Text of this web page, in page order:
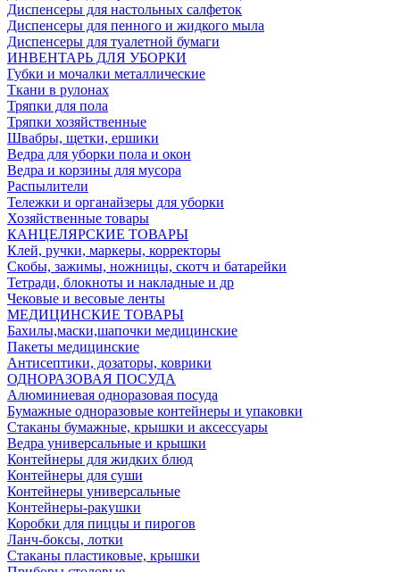
Диспенсеры для настольных салфеток
Диспенсеры для пенного и жидкого мыла
Диспенсеры для туалетной бумаги
ИНВЕНТАРЬ ДЛЯ УБОРКИ
Губки и мочалки металлические
Ткани в рулонах
Тряпки для пола
Тряпки хозяйственные
Швабры, щетки, ершики
Ведра для уборки пола и окон
Ведра и корзины для мусора
Распылители
Тележки и органайзеры для уборки
Хозяйственные товары
КАНЦЕЛЯРСКИЕ ТОВАРЫ
Клей, ручки, маркеры, корректоры
Скобы, зажимы, ножницы, скотч и батарейки
Тетради, блокноты и накладные и др
Чековые и весовые ленты
МЕДИЦИНСКИЕ ТОВАРЫ
Бахилы,маски,шапочки медицинские
Пакеты медицинские
Антисептики, дозаторы, коврики
ОДНОРАЗОВАЯ ПОСУДА
Алюминиевая одноразовая посуда
Бумажные одноразовые контейнеры и упаковки
Стаканы бумажные, крышки и аксессуары
Ведра универсальные и крышки
Контейнеры для жидких блюд
Контейнеры для суши
Контейнеры универсальные
Контейнеры-ракушки
Коробки для пиццы и пирогов
Ланч-боксы, лотки
Стаканы пластиковые, крышки